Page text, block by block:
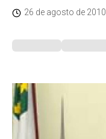
26 de agosto de 2010